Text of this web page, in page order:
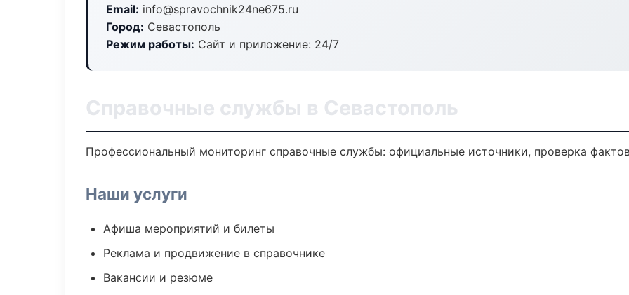
Email: info@spravochnik24ne675.ru
Город: Севастополь
Режим работы: Сайт и приложение: 24/7
Справочные службы в Севастополь
Профессиональный мониторинг справочные службы: официальные источники, проверка
Наши услуги
Афиша мероприятий и билеты
Реклама и продвижение в справочнике
Вакансии и резюме